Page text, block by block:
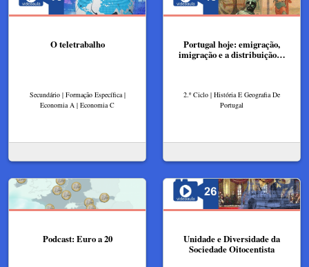
O teletrabalho
Secundário | Formação Específica |
Economia A | Economia C
Portugal hoje: emigração,
imigração e a distribuição…
2.º Ciclo | História E Geografia De
Portugal
Podcast: Euro a 20
Unidade e Diversidade da
Sociedade Oitocentista